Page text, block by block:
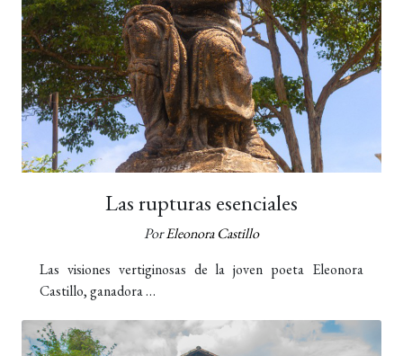
Las rupturas esenciales
PorEleonora Castillo
Las visiones vertiginosas de la joven poeta Eleonora
Castillo, ganadora …